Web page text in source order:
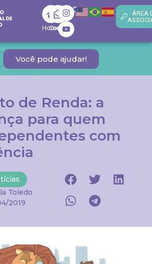
Home
Contato
ÁREA
Você pode ajudar!
de Renda: a
para quem
com
Toledo
2019